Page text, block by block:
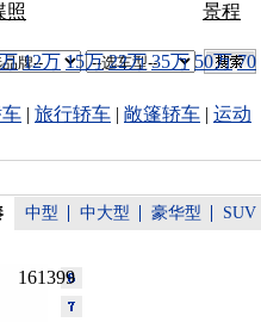
照
景程
12万 15万 22万 35万 50万 70
| 旅行轿车 | 敞篷轿车 | 运动
中型 中大型 豪华型 SUV
161399